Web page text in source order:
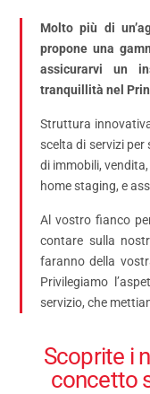
Molto più di
propone una
assicurarvi un
tranquillità nel
Struttura
scelta di servizi
di immobili,
home staging, e
Al vostro fianco
contare sulla
faranno della
Privilegiamo
servizio, che
Scoprite i
concetto